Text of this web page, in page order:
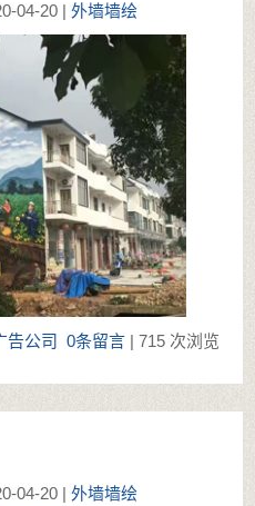
04-20 | 外墙墙绘
告公司 0条留言 | 715 次浏览
04-20 | 外墙墙绘